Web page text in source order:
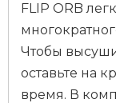
FLIP ORB
Чтобы
оставьте на
время. В